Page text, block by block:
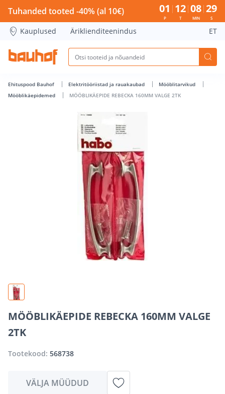
MÖÖBLIKÄEPIDE REBECKA 160MM VALGE 2TK - Bauhof has
Tuhanded tooted -40% (al 10€) 01
P
12
T
08
MIN
29
S
Kauplused Äriklienditeenindus ET
Ehituspood Bauhof Elektritööriistad ja rauakaubad
Mööblitarvikud
Mööblikäepidemed
MÖÖBLIKÄEPIDE REBECKA 160MM VALGE 2TK
MÖÖBLIKÄEPIDE REBECKA 160MM VALGE
2TK
Tootekood: 568738
VÄLJA MÜÜDUD